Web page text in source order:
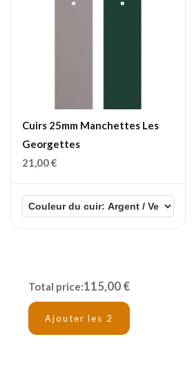
Cuirs 25mm Manchettes Les
Georgettes
21,00€
Total price:115,00 €
Ajouter les 2